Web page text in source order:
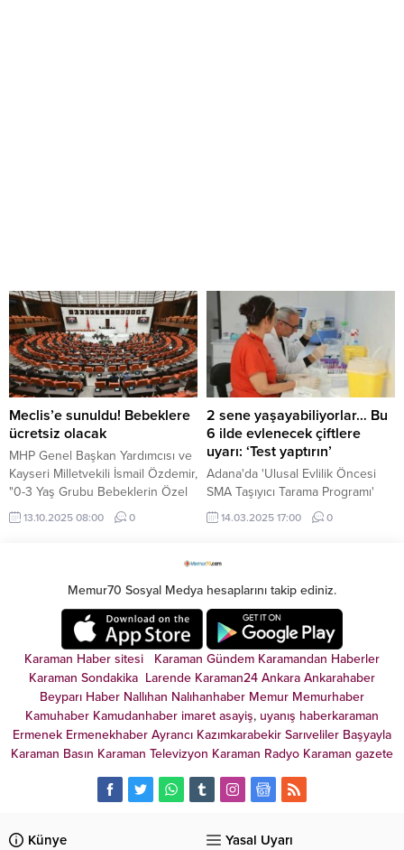
Meclis’e sunuldu! Bebeklere
ücretsiz olacak
MHP Genel Başkan Yardımcısı ve
Kayseri Milletvekili İsmail Özdemir,
"0-3 Yaş Grubu Bebeklerin Özel
Sağlık Kuruluşlarının
Hizmetlerinden Ücretsiz Olarak
13.10.2025 08:00 0
2 sene yaşayabiliyorlar… Bu
6 ilde evlenecek çiftlere
uyarı: ‘Test yaptırın’
Adana'da 'Ulusal Evlilik Öncesi
SMA Taşıyıcı Tarama Programı'
kapsamında kurulan 'Bölge SMA
Tarama Laboratuvarı' ile
doğumunun önüne geçilecek.
14.03.2025 17:00 0
Memur70 Sosyal Medya hesaplarını takip ediniz.
Karaman Haber sitesi Karaman Gündem Karamandan Haberler
Karaman Sondakika Larende Karaman24 Ankara Ankarahaber
Beyparı Haber Nallıhan Nalıhanhaber Memur Memurhaber
Kamuhaber Kamudanhaber imaret asayiş, uyanış haberkaraman
Ermenek Ermenekhaber Ayrancı Kazımkarabekir Sarıveliler Başyayla
Karaman Basın Karaman Televizyon Karaman Radyo Karaman gazete
Künye Yasal Uyarı